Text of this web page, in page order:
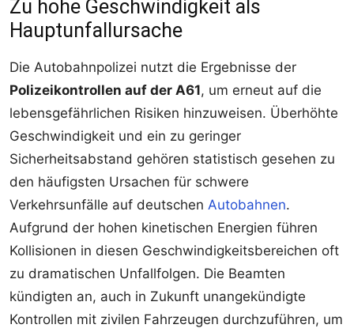
Zu hohe Geschwindigkeit als
Hauptunfallursache
Die Autobahnpolizei nutzt die Ergebnisse der
Polizeikontrollen auf der A61, um erneut auf die
lebensgefährlichen Risiken hinzuweisen. Überhöhte
Geschwindigkeit und ein zu geringer
Sicherheitsabstand gehören statistisch gesehen zu
den häufigsten Ursachen für schwere
Verkehrsunfälle auf deutschen Autobahnen.
Aufgrund der hohen kinetischen Energien führen
Kollisionen in diesen Geschwindigkeitsbereichen oft
zu dramatischen Unfallfolgen. Die Beamten
kündigten an, auch in Zukunft unangekündigte
Kontrollen mit zivilen Fahrzeugen durchzuführen, um